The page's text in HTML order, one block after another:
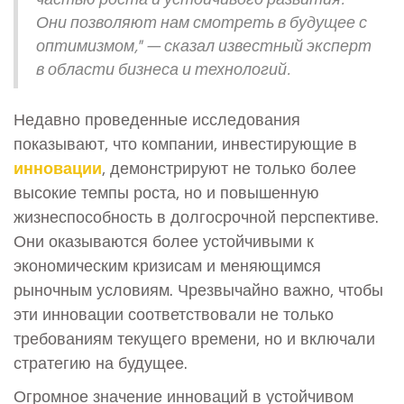
Они позволяют нам смотреть в будущее с
оптимизмом," — сказал известный эксперт
в области бизнеса и технологий.
Недавно проведенные исследования
показывают, что компании, инвестирующие в
инновации, демонстрируют не только более
высокие темпы роста, но и повышенную
жизнеспособность в долгосрочной перспективе.
Они оказываются более устойчивыми к
экономическим кризисам и меняющимся
рыночным условиям. Чрезвычайно важно, чтобы
эти инновации соответствовали не только
требованиям текущего времени, но и включали
стратегию на будущее.
Огромное значение инноваций в устойчивом